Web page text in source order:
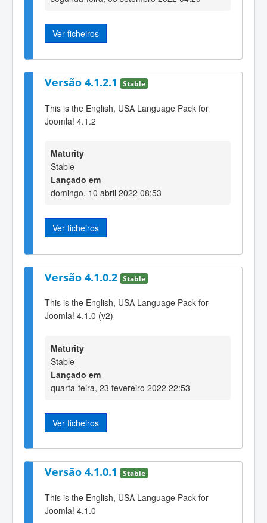
Ver ficheiros
Versão 4.1.2.1 Stable
This is the English, USA Language Pack for
Joomla! 4.1.2
Maturity
Stable
Lançado em
domingo, 10 abril 2022 08:53
Ver ficheiros
Versão 4.1.0.2 Stable
This is the English, USA Language Pack for
Joomla! 4.1.0 (v2)
Maturity
Stable
Lançado em
quarta-feira, 23 fevereiro 2022 22:53
Ver ficheiros
Versão 4.1.0.1 Stable
This is the English, USA Language Pack for
Joomla! 4.1.0